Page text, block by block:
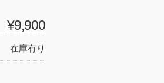
¥9,900
在庫有り